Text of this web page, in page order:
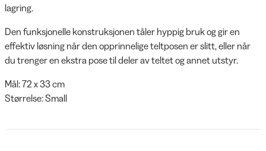
lagring.
Den funksjonelle konstruksjonen tåler hyppig bruk og gir en
effektiv løsning når den opprinnelige teltposen er slitt, eller når
du trenger en ekstra pose til deler av teltet og annet utstyr.
Mål: 72 x 33 cm
Størrelse: Small